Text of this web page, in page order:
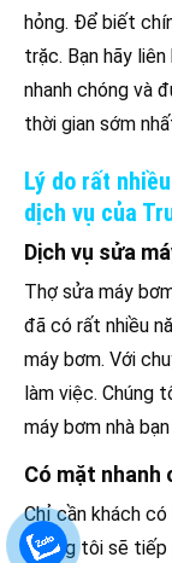
hỏng. Để biết
trặc. Bạn hãy
nhanh chóng và
thời gian sớm
Lý do rất
dịch vụ của
Dịch vụ sửa
Thợ sửa máy
đã có rất nhiều
máy bơm. Với
làm việc. Chúng
máy bơm nhà
Có mặt nhanh
Chỉ cần khách
Chúng tôi sẽ